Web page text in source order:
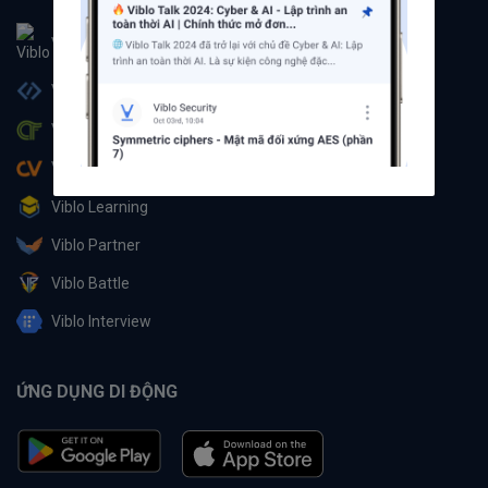
Viblo
Viblo Code
Viblo CTF
Viblo CV
Viblo Learning
Viblo Partner
Viblo Battle
Viblo Interview
ỨNG DỤNG DI ĐỘNG